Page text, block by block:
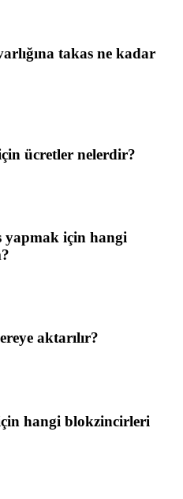
takas ne kadar
ücretler nelerdir?
yapmak için hangi
aktarılır?
hangi blokzincirleri